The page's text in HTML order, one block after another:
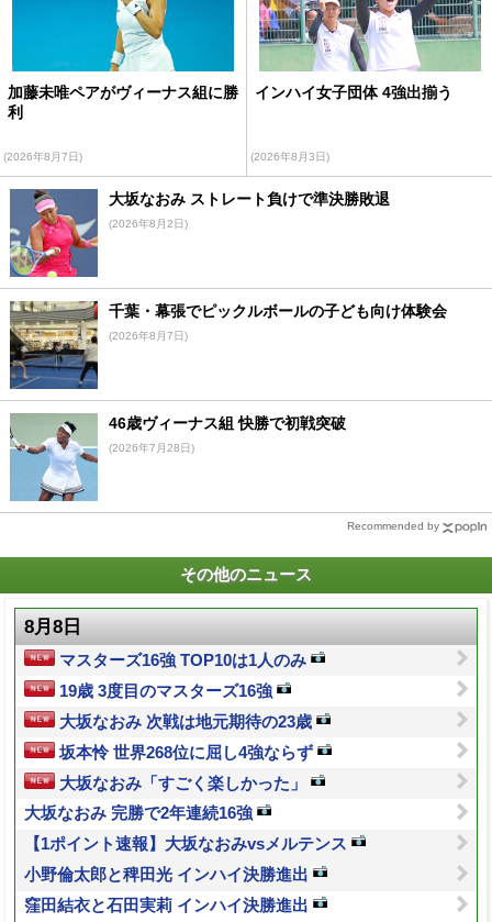
加藤未唯ペアがヴィーナス組に勝
利
(2026年8月7日)
インハイ女子団体 4強出揃う
(2026年8月3日)
大坂なおみ ストレート負けで準決勝敗退
(2026年8月2日)
千葉・幕張でピックルボールの子ども向け体験会
(2026年8月7日)
46歳ヴィーナス組 快勝で初戦突破
(2026年7月28日)
Recommended by
その他のニュース
8月8日
マスターズ16強 TOP10は1人のみ
19歳 3度目のマスターズ16強
大坂なおみ 次戦は地元期待の23歳
坂本怜 世界268位に屈し4強ならず
大坂なおみ「すごく楽しかった」
大坂なおみ 完勝で2年連続16強
【1ポイント速報】大坂なおみvsメルテンス
小野倫太郎と稗田光 インハイ決勝進出
窪田結衣と石田実莉 インハイ決勝進出